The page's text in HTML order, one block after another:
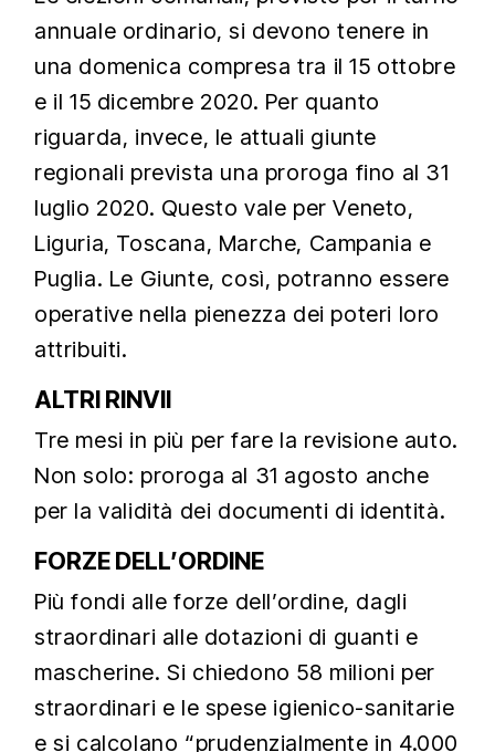
annuale ordinario, si devono tenere in
una domenica compresa tra il 15 ottobre
e il 15 dicembre 2020. Per quanto
riguarda, invece, le attuali giunte
regionali prevista una proroga fino al 31
luglio 2020. Questo vale per Veneto,
Liguria, Toscana, Marche, Campania e
Puglia. Le Giunte, così, potranno essere
operative nella pienezza dei poteri loro
attribuiti.
ALTRI RINVII
Tre mesi in più per fare la revisione auto.
Non solo: proroga al 31 agosto anche
per la validità dei documenti di identità.
FORZE DELL’ORDINE
Più fondi alle forze dell’ordine, dagli
straordinari alle dotazioni di guanti e
mascherine. Si chiedono 58 milioni per
straordinari e le spese igienico-sanitarie
e si calcolano “prudenzialmente in 4.000